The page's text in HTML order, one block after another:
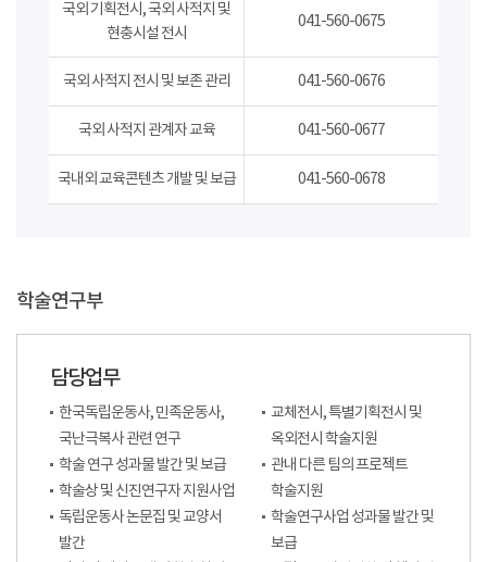
국외 기획전시, 국외 사적지 및
현충시설 전시
041-560-0675
국외 사적지 전시 및 보존 관리 041-560-0676
국외 사적지 관계자 교육 041-560-0677
국내외 교육콘텐츠 개발 및 보급 041-560-0678
학술연구부
담당업무
한국독립운동사, 민족운동사,
국난극복사 관련 연구
학술 연구 성과물 발간 및 보급
학술상 및 신진연구자 지원사업
독립운동사 논문집 및 교양서
발간
교체전시, 특별기획전시 및
옥외전시 학술지원
관내 다른 팀의 프로젝트
학술지원
학술연구사업 성과물 발간 및
보급